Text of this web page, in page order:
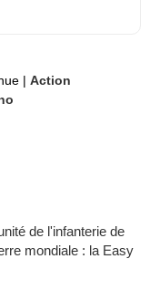
| Action
de l'infanterie de
mondiale : la Easy